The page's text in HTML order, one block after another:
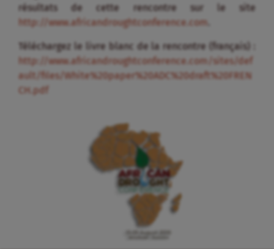
résultats de cette rencontre sur le site
http://www.africandroughtconference.com
Téléchargez le livre blanc de la rencontre (français) :
http://www.africandroughtconference.com/sites/def
ault/files/White%20paper%20ADC%20draft%20FREN
CH.pdf